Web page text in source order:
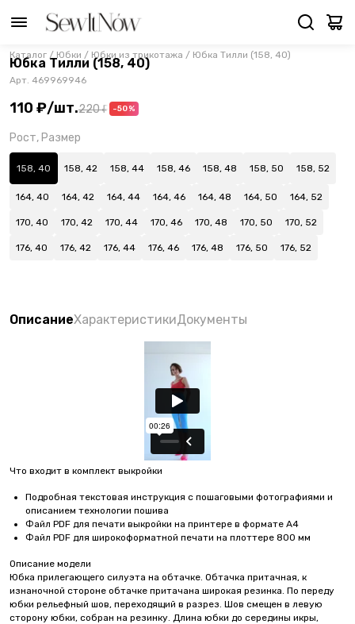
Каталог / Юбки / Юбки из трикотажа / Юбка Тилли (158, 40)
Юбка Тилли (158, 40)
Арт. 469969946
110 ₽/шт.220 ₽ -50%
Рост, Размер
158, 40 158, 42 158, 44 158, 46 158, 48 158, 50 158, 52
164, 40 164, 42 164, 44 164, 46 164, 48 164, 50 164, 52
170, 40 170, 42 170, 44 170, 46 170, 48 170, 50 170, 52
176, 40 176, 42 176, 44 176, 46 176, 48 176, 50 176, 52
ОписаниеХарактеристикиДокументы
Что входит в комплект выкройки
Подробная текстовая инструкция с пошаговыми фотографиями и
описанием технологии пошива
Файл PDF для печати выкройки на принтере в формате А4
Файл PDF для широкоформатной печати на плоттере 800 мм
Описание модели
Юбка прилегающего силуэта на обтачке. Обтачка притачная, к
изнаночной стороне обтачке притачана широкая резинка. По переду
юбки рельефный шов, переходящий в разрез. Шов смещен в левую
сторону юбки, собран на резинку. Длина юбки до середины икры,